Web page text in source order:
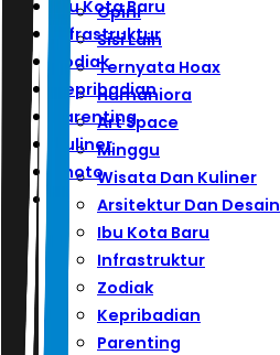
Ibu Kota Baru
Infrastruktur
Zodiak
Kepribadian
Parenting
Kuliner
Photo
Opini
Sisi Lain
Ternyata Hoax
Humaniora
Art Space
Minggu
Wisata Dan Kuliner
Arsitektur Dan Desain
Ibu Kota Baru
Infrastruktur
Zodiak
Kepribadian
Parenting